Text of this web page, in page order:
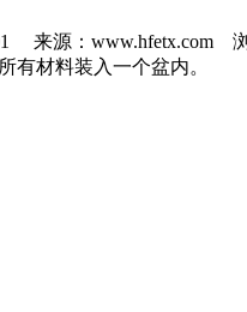
来源：www.hfetx.com 浏
有材料装入一个盆内。